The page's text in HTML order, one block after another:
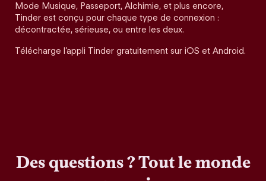
Mode Musique, Passeport, Alchimie, et plus encore,
Tinder est conçu pour chaque type de connexion :
décontractée, sérieuse, ou entre les deux.
Télécharge l’appli Tinder gratuitement sur iOS et Android.
Des questions ? Tout le monde